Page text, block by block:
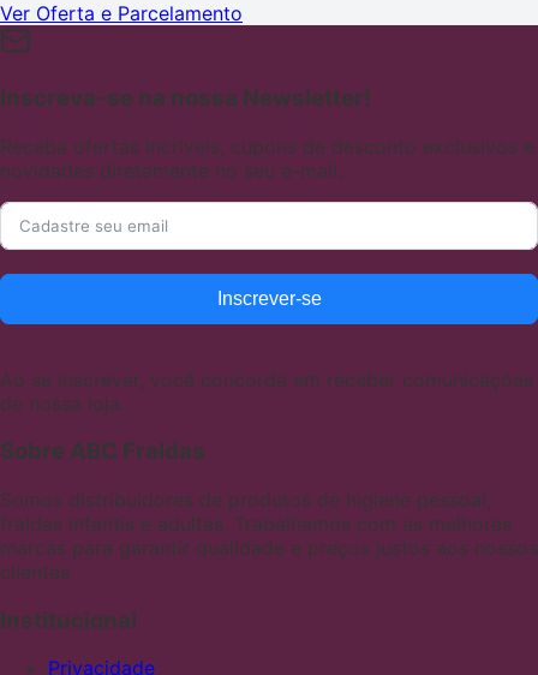
Ver Oferta e Parcelamento
Inscreva-se na nossa Newsletter!
Receba ofertas incríveis, cupons de desconto exclusivos e
novidades diretamente no seu e-mail.
Inscrever-se
Ao se inscrever, você concorda em receber comunicações
de nossa loja.
Sobre ABC Fraldas
Somos distribuidores de produtos de higiene pessoal,
fraldas infantis e adultas. Trabalhamos com as melhores
marcas para garantir qualidade e preços justos aos nossos
clientes
Institucional
Privacidade